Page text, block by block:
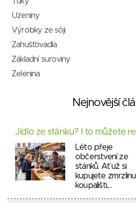
Uzeniny
Výrobky ze sóji
Zahušťovadla
Základní suroviny
Zelenina
Nejnovější
Jídlo ze stánku? I to můžete
Léto přeje
občerstvení ze
stánků. Ať už si
kupujete
koupališti,…